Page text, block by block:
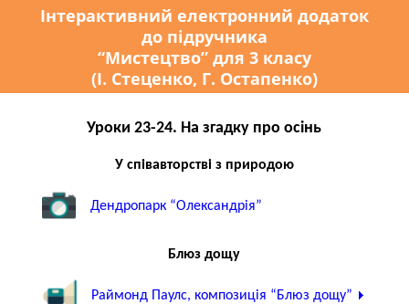
Інтерактивний електронний додаток
до підручника
“Мистецтво” для 3 класу
(І. Стеценко, Г. Остапенко)
Уроки 23-24. На згадку про осінь
У співавторстві з природою
Дендропарк “Олександрія”
Блюз дощу
Раймонд Паулс, композиція “Блюз дощу”